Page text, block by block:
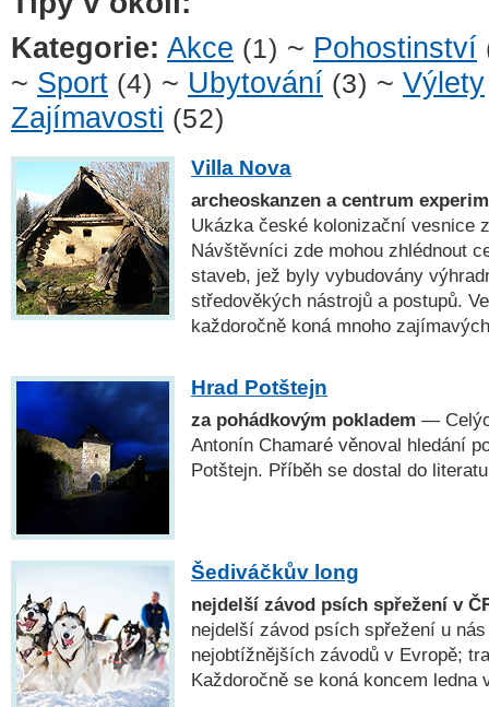
Kategorie: Akce (1) ~ Pohostinství
~ Sport (4) ~ Ubytování (3) ~ Výlety
Zajímavosti (52)
Villa Nova
archeoskanzen a centrum
Ukázka české kolonizační vesnice
Návštěvníci zde mohou zhlédnout
staveb, jež byly vybudovány
středověkých nástrojů a postupů.
každoročně koná mnoho
Hrad Potštejn
za pohádkovým pokladem —
Antonín Chamaré věnoval hledání
Potštejn. Příběh se dostal do
Šediváčkův long
nejdelší závod psích spřežení v
nejdelší závod psích spřežení u
nejobtížnějších závodů v Evropě;
Každoročně se koná koncem ledna